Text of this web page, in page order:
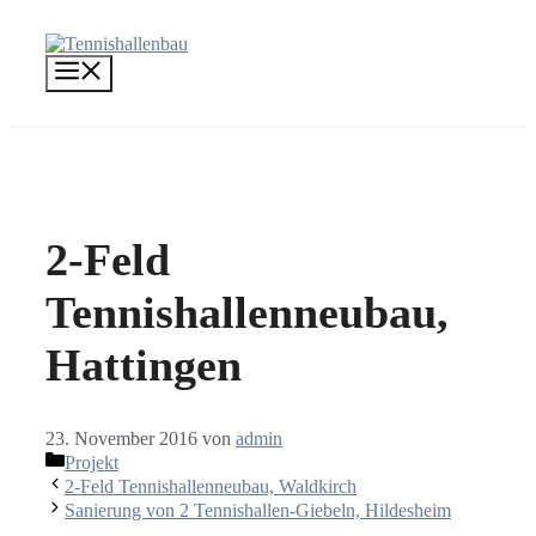
Inhalt
springen
2-Feld
Tennishallenneubau,
Hattingen
23. November 2016 von admin
Kategorien
Projekt
2-Feld Tennishallenneubau, Waldkirch
Sanierung von 2 Tennishallen-Giebeln, Hildesheim